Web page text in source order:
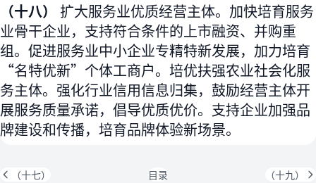
（十八） 扩大服务业优质经营主体。加快培育服务
业骨干企业，支持符合条件的上市融资、并购重
组。促进服务业中小企业专精特新发展，加力培育
“名特优新”个体工商户。培优扶强农业社会化服
务主体。强化行业信用信息归集，鼓励经营主体开
展服务质量承诺，倡导优质优价。支持企业加强品
牌建设和传播，培育品牌体验新场景。
（十七） 目录 （十九）